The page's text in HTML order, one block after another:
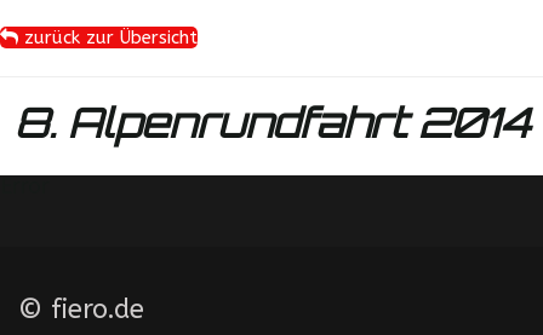
zurück zur Übersicht
8. Alpenrundfahrt 2014
© fiero.de